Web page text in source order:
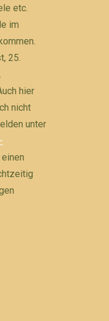
etc.
im
25.
hier
nicht
unter